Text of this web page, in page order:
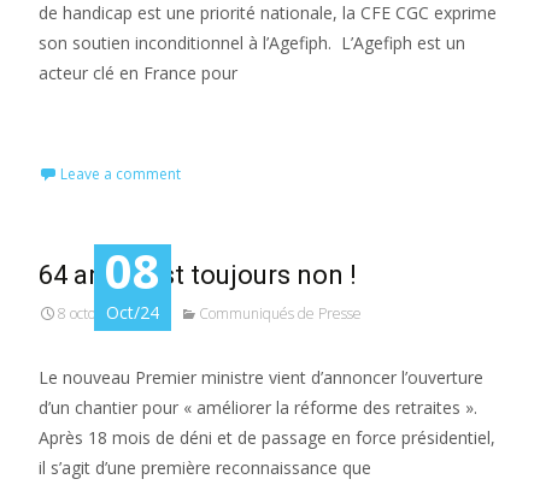
de handicap est une priorité nationale, la CFE CGC exprime
son soutien inconditionnel à l’Agefiph. L’Agefiph est un
acteur clé en France pour
Leave a comment
08
Oct/24
64 ans, c’est toujours non !
8 octobre 2024 Communiqués de Presse
Le nouveau Premier ministre vient d’annoncer l’ouverture
d’un chantier pour « améliorer la réforme des retraites ».
Après 18 mois de déni et de passage en force présidentiel,
il s’agit d’une première reconnaissance que